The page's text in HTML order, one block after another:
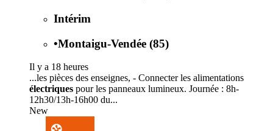
Intérim
•Montaigu-Vendée (85)
Il y a 18 heures
...les pièces des enseignes, - Connecter les alimentations
électriques pour les panneaux lumineux. Journée : 8h-
12h30/13h-16h00 du...
New